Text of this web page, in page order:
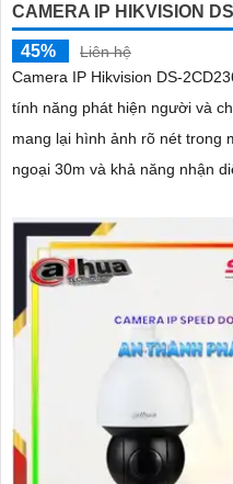
CAMERA IP HIKVISION
45%
Liên hệ
Camera IP Hikvision DS-
tính năng phát hiện người và
mang lại hình ảnh rõ nét trong mọi
ngoại 30m và khả năng nhận